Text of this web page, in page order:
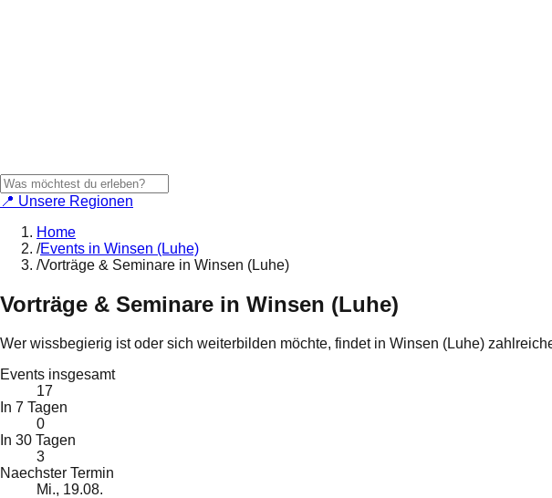
📍 Unsere Regionen
Home
/Events in Winsen (Luhe)
/Vorträge & Seminare in Winsen (Luhe)
Vorträge & Seminare in Winsen (Luhe)
Wer wissbegierig ist oder sich weiterbilden möchte, findet in Winsen (Luhe)
Events insgesamt
17
In 7 Tagen
0
In 30 Tagen
3
Naechster Termin
Mi., 19.08.